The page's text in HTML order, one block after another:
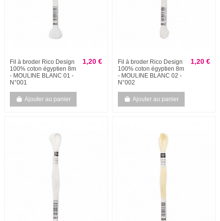
Fil à broder Rico Design
100% coton égyptien 8m
- MOULINE BLANC 01 -
N°001
1,20 €
Ajouter au panier
Fil à broder Rico Design
100% coton égyptien 8m
- MOULINE BLANC 02 -
N°002
1,20 €
Ajouter au panier